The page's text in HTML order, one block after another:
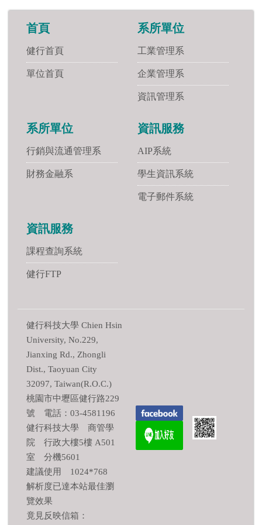
首頁
健行首頁
單位首頁
系所單位
工業管理系
企業管理系
資訊管理系
系所單位
行銷與流通管理系
財務金融系
資訊服務
AIP系統
學生資訊系統
電子郵件系統
資訊服務
課程查詢系統
健行FTP
健行科技大學 Chien Hsin
University, No.229,
Jianxing Rd., Zhongli
Dist., Taoyuan City
32097, Taiwan(R.O.C.)
桃園市中壢區健行路229
號 電話：03-4581196
健行科技大學 商管學
院 行政大樓5樓 A501
室 分機5601
建議使用 1024*768
解析度已達本站最佳瀏
覽效果
竟見反映信箱：